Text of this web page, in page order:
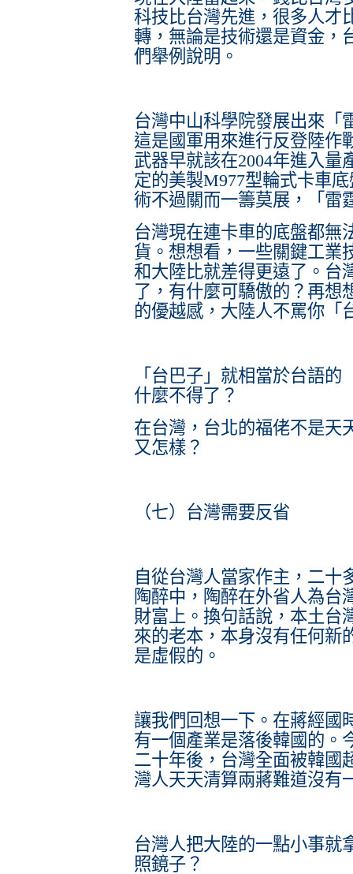
科技比台灣先進，很多人才
轉，無論是技術還是資金，
們舉例說明。
台灣中山科學院發展出來「
這是國軍用來進行反登陸作
武器早就該在2004年進入量
定的美製M977型輪式卡車
術不過關而一籌莫展，「雷
台灣現在連卡車的底盤都無
貨。想想看，一些關鍵工業
和大陸比就差得更遠了。台
了，有什麼可驕傲的？再想
的優越感，大陸人不罵你「
「台巴子」就相當於台語
什麼不得了？
在台灣，台北的福佬不是天
又怎樣？
（七）台灣需要反省
自從台灣人當家作主，二十
陶醉中，陶醉在外省人為台
財富上。換句話說，本土台
來的老本，本身沒有任何新
是虛假的。
讓我們回想一下。在蔣經國
有一個產業是落後韓國的。
二十年後，台灣全面被韓國
灣人天天清算兩蔣難道沒有
台灣人把大陸的一點小事就
照鏡子？